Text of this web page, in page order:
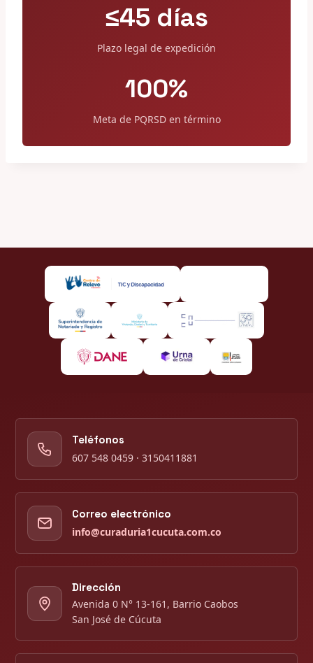
≤45 días
Plazo legal de expedición
100%
Meta de PQRSD en término
Teléfonos
607 548 0459 · 3150411881
Correo electrónico
info@curaduria1cucuta.com.co
Dirección
Avenida 0 N° 13-161, Barrio Caobos
San José de Cúcuta